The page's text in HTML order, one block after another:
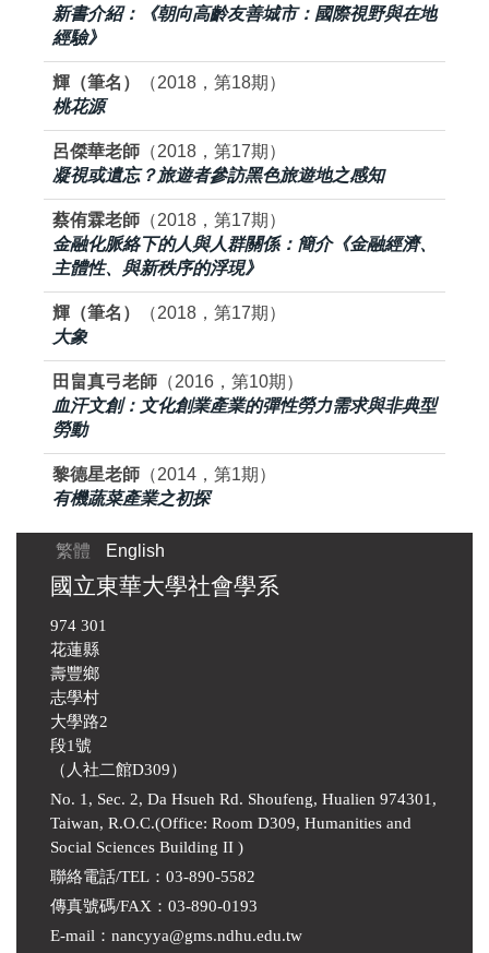
新書介紹：《朝向高齡友善城市：國際視野與在地
經驗》
輝（筆名）
（2018，第18期）
桃花源
呂傑華老師 （2018，第17期）
凝視或遺忘？旅遊者參訪黑色旅遊地之感知
蔡侑霖老師 （2018，第17期）
金融化脈絡下的人與人群關係：簡介《金融經濟、
主體性、與新秩序的浮現》
輝（筆名）
（2018，第17期）
大象
田畠真弓老師 （2016，第10期）
血汗文創：文化創業產業的彈性勞力需求與非典型
勞動
黎德星老師 （2014，第1期）
有機蔬菜產業之初探
繁體 English
國立東華大學社會學系
974 301
花蓮縣
壽豐鄉
志學村
大學路2
段1號
（人社二館D309）
No. 1, Sec. 2, Da Hsueh Rd. Shoufeng, Hualien 974301,
Taiwan, R.O.C.(Office: Room D309, Humanities and
Social Sciences Building II )
聯絡電話/TEL：03-890-5582
傳真號碼/FAX：03-890-0193
E-mail ： nancyya@gms.ndhu.edu.tw